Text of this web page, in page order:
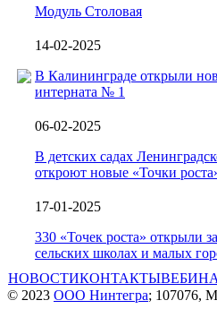
Модуль Столовая
14-02-2025
В Калининграде открыли
интерната № 1
06-02-2025
В детских садах
откроют новые «Точки
17-01-2025
330 «Точек роста» открыли
сельских школах и малых
НОВОСТИКОНТАКТЫ
© 2023 ООО Нинтегра; 107076,